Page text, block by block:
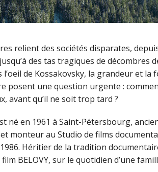
relient des sociétés disparates,
des tas tragiques de décombres
de Kossakovsky, la grandeur et la
posent une question urgente :
avant qu’il ne soit trop tard ?
né en 1961 à Saint-Pétersbourg,
monteur au Studio de films
1986. Héritier de la tradition
BELOVY, sur le quotidien d’une